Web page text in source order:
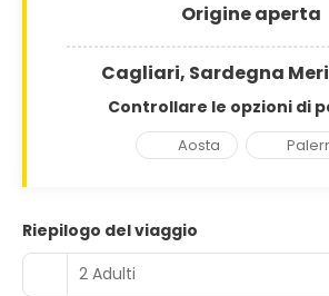
Origine aperta
Cagliari, Sardegna
Controllare le opzioni di
Aosta
Riepilogo del viaggio
2 Adulti